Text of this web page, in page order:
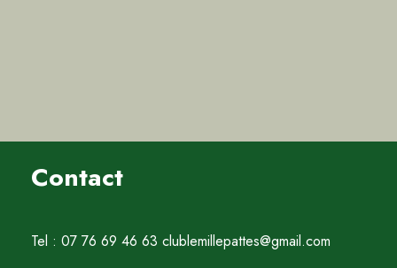
Contact
Tel : 07 76 69 46 63 clublemillepattes@gmail.com